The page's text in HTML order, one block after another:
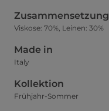
Zusammensetzung
Viskose: 70%, Leinen: 30%
Made in
Italy
Kollektion
Frühjahr-Sommer